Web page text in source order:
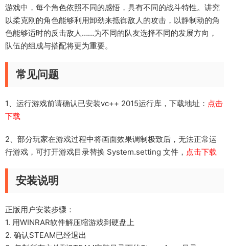
游戏中，每个角色依照不同的感悟，具有不同的战斗特性。讲究
以柔克刚的角色能够利用卸劲来抵御敌人的攻击，以静制动的角
色能够适时的反击敌人……为不同的队友选择不同的发展方向，
队伍的组成与搭配将更为重要。
常见问题
1、运行游戏前请确认已安装vc++ 2015运行库，下载地址： 点击
下载
2、部分玩家在游戏过程中将画面效果调制极致后，无法正常运
行游戏，可打开游戏目录替换 System.setting 文件， 点击下载
安装说明
正版用户安装步骤：
1. 用WINRAR软件解压缩游戏到硬盘上
2. 确认STEAM已经退出